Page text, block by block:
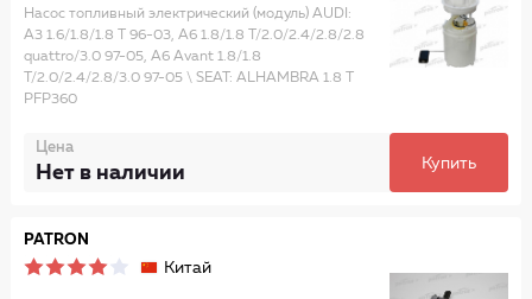
Насос топливный электрический (модуль) AUDI:
A3 1.6/1.8/1.8 T 96-03, A6 1.8/1.8 T/2.0/2.4/2.8/2.8
quattro/3.0 97-05, A6 Avant 1.8/1.8
T/2.0/2.4/2.8/3.0 97-05 \ SEAT: ALHAMBRA 1.8 T
PFP360
Цена
Нет в наличии Купить
PATRON
Китай